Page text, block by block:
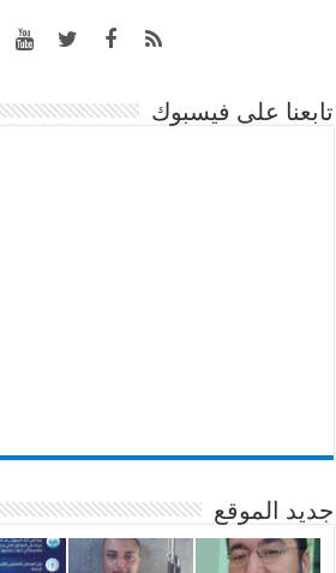
تابعنا على فيسبوك
جديد الموقع